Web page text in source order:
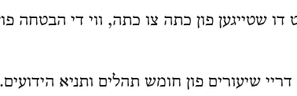
שטייגען פון כתה צו כתה, ווי די הבטחה
שיעורים פון חומש תהלים ותניא הידועים.